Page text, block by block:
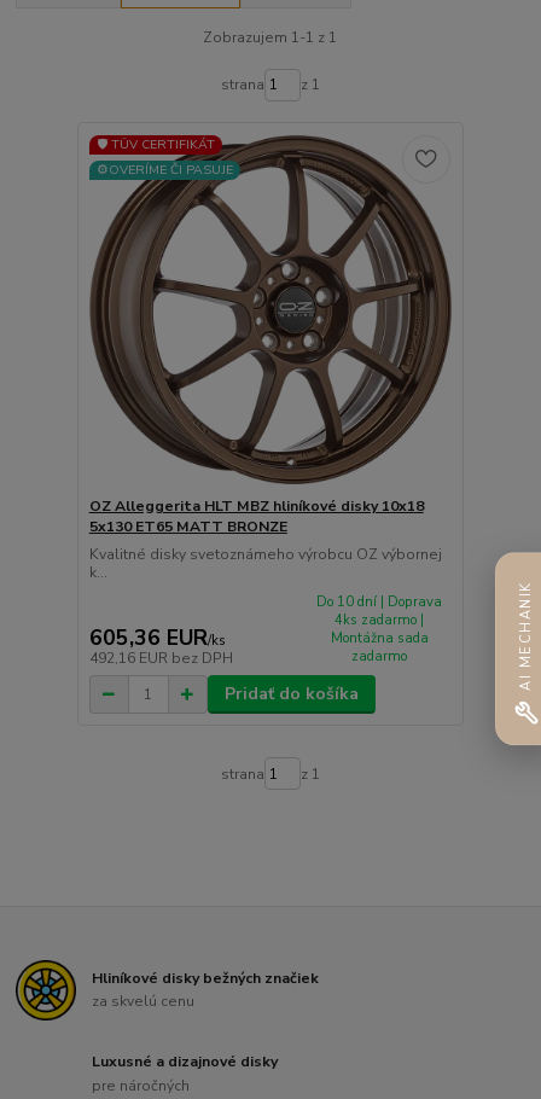
Zobrazujem 1-1 z 1
strana z 1
🛡️ TÜV CERTIFIKÁT
⚙️OVERÍME ČI PASUJE
OZ Alleggerita HLT MBZ hliníkové disky 10x18
5x130 ET65 MATT BRONZE
Kvalitné disky svetoznámeho výrobcu OZ výbornej
k...
605,36 EUR/ks
492,16 EUR bez DPH
Do 10 dní | Doprava
4ks zadarmo |
Montážna sada
zadarmo
Pridať do košíka
strana z 1
Hliníkové disky bežných značiek
za skvelú cenu
Luxusné a dizajnové disky
pre náročných
AI MECHANIK